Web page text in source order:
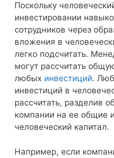
Поскольку
инвестировании
сотрудников через
вложения в
легко подсчитать.
могут рассчитать
любых инвестиций.
инвестиций в
рассчитать, разделив
компании на ее общие
человеческий капитал.
Например, если